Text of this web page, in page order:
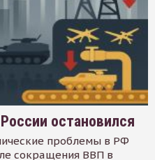
остановился
проблемы в РФ
сокращения ВВП в